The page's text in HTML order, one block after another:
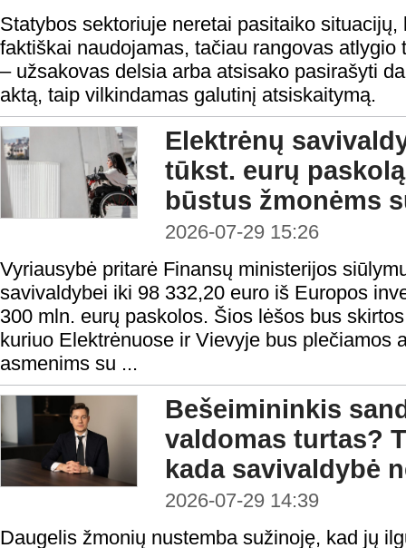
Statybos sektoriuje neretai pasitaiko
faktiškai naudojamas, tačiau rangovas
– užsakovas delsia arba atsisako pasirašyti
aktą, taip vilkindamas galutinį atsiskaitymą.
Elektrėnų
tūkst. eurų
būstus žmonėms
2026-07-29 15:26
Vyriausybė pritarė Finansų ministerijos
savivaldybei iki 98 332,20 euro iš Europos
300 mln. eurų paskolos. Šios lėšos bus
kuriuo Elektrėnuose ir Vievyje bus plečiamos
asmenims su ...
Bešeimininkis
valdomas turtas?
kada savivaldybė
2026-07-29 14:39
Daugelis žmonių nustemba sužinoję, kad jų